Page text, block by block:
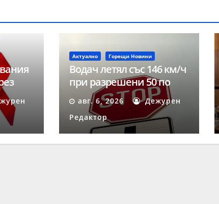
Актуално Горещи Новини
Водач летял със 146 км/ч
при разрешени 50 по
време на акция
„Скорост“ в Шумен
авг. 6, 2026
Дежурен
Редактор